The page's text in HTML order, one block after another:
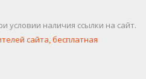
условии наличия ссылки на сайт.